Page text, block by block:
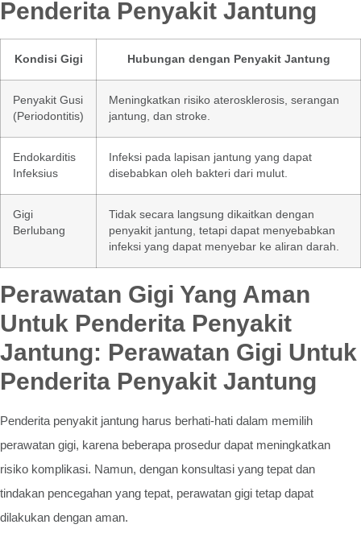
Penderita Penyakit Jantung
Kondisi Gigi Hubungan dengan Penyakit Jantung
Penyakit Gusi
(Periodontitis)
Meningkatkan risiko aterosklerosis, serangan
jantung, dan stroke.
Endokarditis
Infeksius
Infeksi pada lapisan jantung yang dapat
disebabkan oleh bakteri dari mulut.
Gigi
Berlubang
Tidak secara langsung dikaitkan dengan
penyakit jantung, tetapi dapat menyebabkan
infeksi yang dapat menyebar ke aliran darah.
Perawatan Gigi Yang Aman
Untuk Penderita Penyakit
Jantung: Perawatan Gigi Untuk
Penderita Penyakit Jantung
Penderita penyakit jantung harus berhati-hati dalam memilih
perawatan gigi, karena beberapa prosedur dapat meningkatkan
risiko komplikasi. Namun, dengan konsultasi yang tepat dan
tindakan pencegahan yang tepat, perawatan gigi tetap dapat
dilakukan dengan aman.